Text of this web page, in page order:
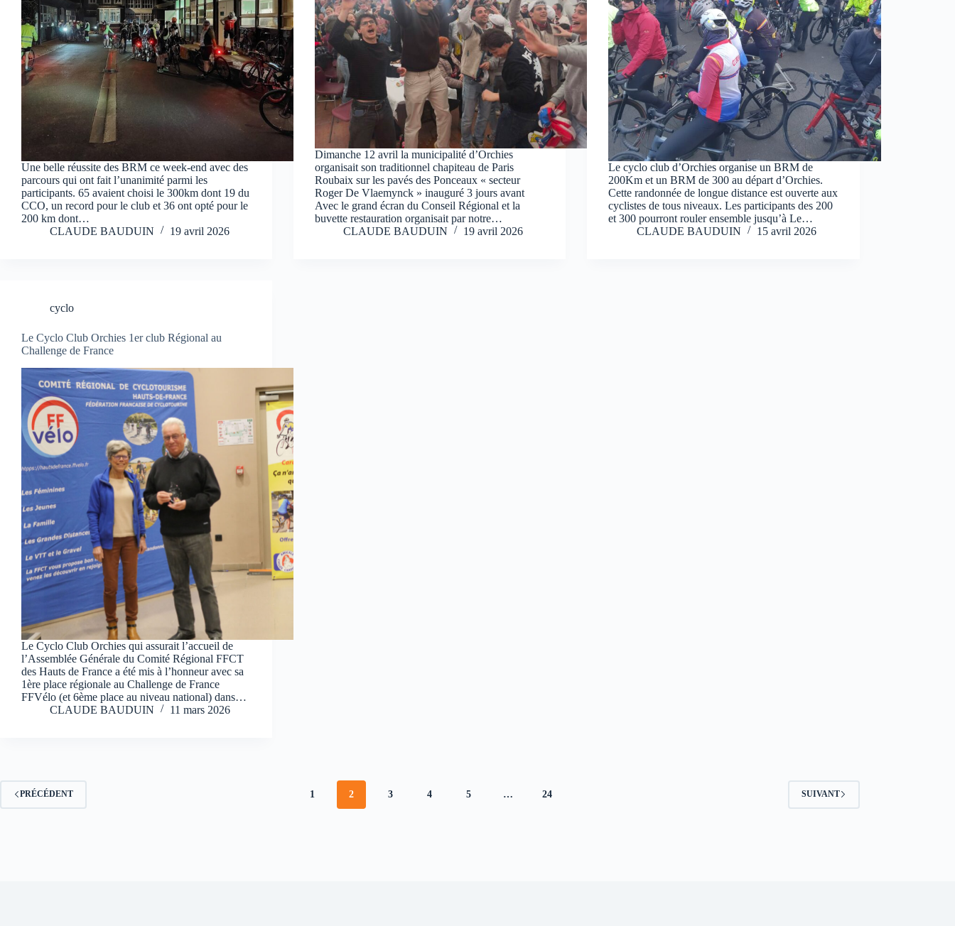
Une belle réussite des BRM ce week-end avec des
parcours qui ont fait l’unanimité parmi les
participants. 65 avaient choisi le 300km dont 19 du
CCO, un record pour le club et 36 ont opté pour le
200 km dont…
CLAUDE BAUDUIN
19 avril 2026
Dimanche 12 avril la municipalité d’Orchies
organisait son traditionnel chapiteau de Paris
Roubaix sur les pavés des Ponceaux « secteur
Roger De Vlaemynck » inauguré 3 jours avant
Avec le grand écran du Conseil Régional et la
buvette restauration organisait par notre…
CLAUDE BAUDUIN
19 avril 2026
Le cyclo club d’Orchies organise un BRM de
200Km et un BRM de 300 au départ d’Orchies.
Cette randonnée de longue distance est ouverte aux
cyclistes de tous niveaux. Les participants des 200
et 300 pourront rouler ensemble jusqu’à Le…
CLAUDE BAUDUIN
15 avril 2026
cyclo
Le Cyclo Club Orchies 1er club Régional au
Challenge de France
Le Cyclo Club Orchies qui assurait l’accueil de
l’Assemblée Générale du Comité Régional FFCT
des Hauts de France a été mis à l’honneur avec sa
1ère place régionale au Challenge de France
FFVélo (et 6ème place au niveau national) dans…
CLAUDE BAUDUIN
11 mars 2026
PRÉCÉDENT 1 2 3 4 5 … 24 SUIVANT